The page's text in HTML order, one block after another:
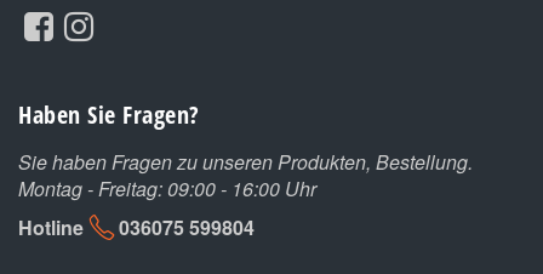
Haben Sie Fragen?
Sie haben Fragen zu unseren Produkten, Bestellung.
Montag - Freitag: 09:00 - 16:00 Uhr
Hotline
036075 599804